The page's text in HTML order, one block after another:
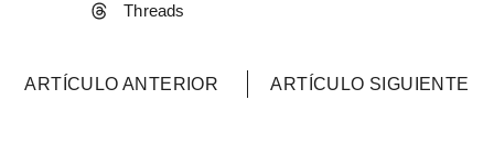
Threads
ARTÍCULO ANTERIOR ARTÍCULO SIGUIENTE